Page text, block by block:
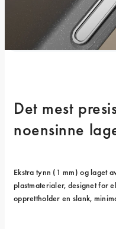
Det mest
noensinne
Ekstra tynn (1 mm) og laget
plastmaterialer, designet for
opprettholder en slank,